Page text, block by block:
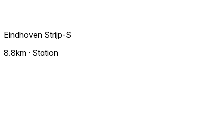
Eindhoven Strijp-S
8.8km · Station